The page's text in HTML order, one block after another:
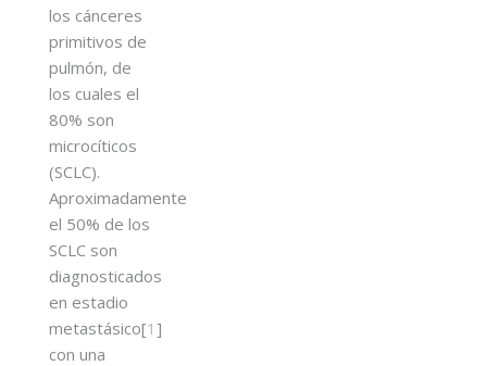
los cánceres
primitivos de
pulmón, de
los cuales el
80% son
microcíticos
(SCLC).
Aproximadamente
el 50% de los
SCLC son
diagnosticados
en estadio
metastásico[1 ]
con una